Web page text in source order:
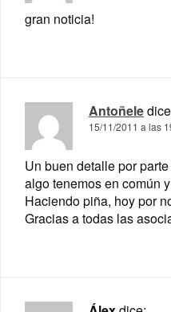
gran noticia!
Antoñele
15/11/2011 a las
Un buen detalle por
algo tenemos en común
Haciendo piña, hoy por
Gracias a todas las